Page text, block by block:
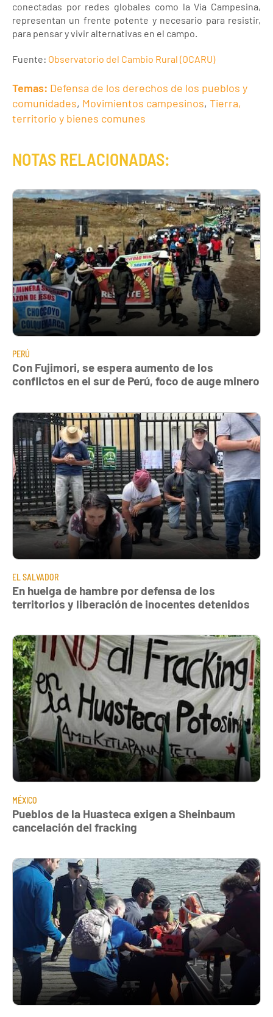
conectadas por redes globales como la Vía Campesina,
representan un frente potente y necesario para resistir,
para pensar y vivir alternativas en el campo.
Fuente: Observatorio del Cambio Rural (OCARU)
Temas: Defensa de los derechos de los pueblos y
comunidades, Movimientos campesinos, Tierra,
territorio y bienes comunes
NOTAS RELACIONADAS:
PERÚ
Con Fujimori, se espera aumento de los
conflictos en el sur de Perú, foco de auge minero
EL SALVADOR
En huelga de hambre por defensa de los
territorios y liberación de inocentes detenidos
MÉXICO
Pueblos de la Huasteca exigen a Sheinbaum
cancelación del fracking